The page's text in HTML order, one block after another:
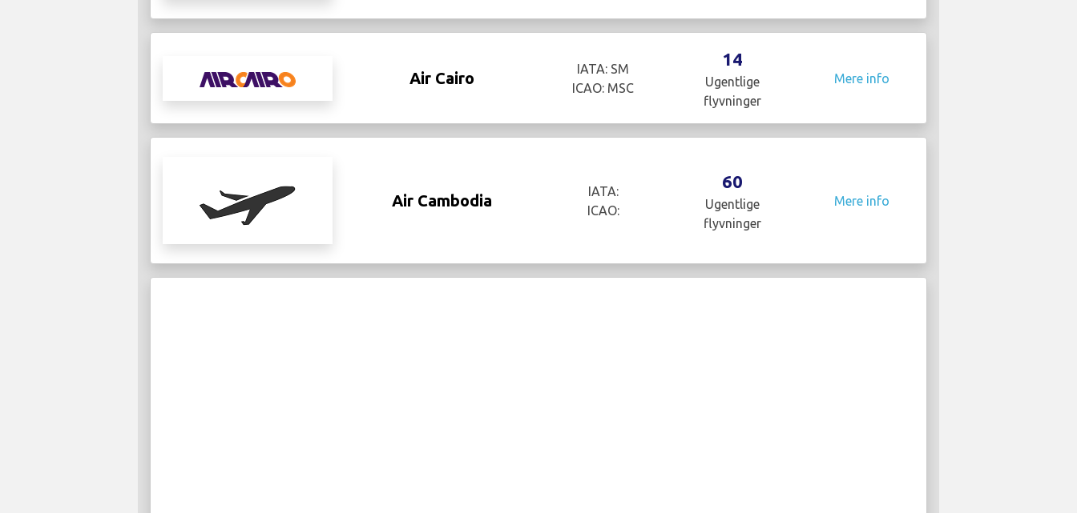
Air Cairo
IATA: SM
ICAO: MSC
14
Ugentlige
flyvninger
Mere info
Air Cambodia
IATA:
ICAO:
60
Ugentlige
flyvninger
Mere info